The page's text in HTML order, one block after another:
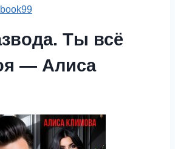
Ты всё
— Алиса